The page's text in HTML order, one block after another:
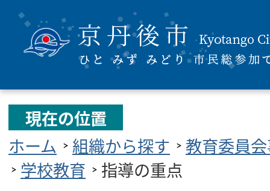
現在の位置
ホーム
組織から探す
教育委員
学校教育
指導の重点